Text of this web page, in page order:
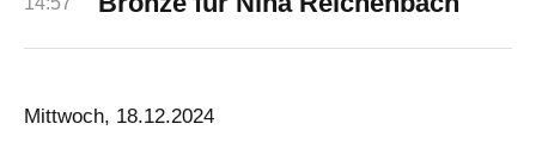
Mittwoch, 18.12.2024